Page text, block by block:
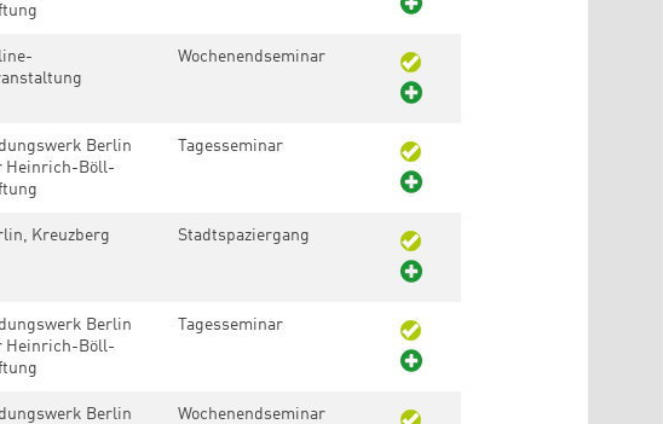
Wochenendseminar
Berlin
Heinrich-Böll-
Tagesseminar
Kreuzberg Stadtspaziergang
Berlin
Heinrich-Böll-
Tagesseminar
Berlin
Wochenendseminar